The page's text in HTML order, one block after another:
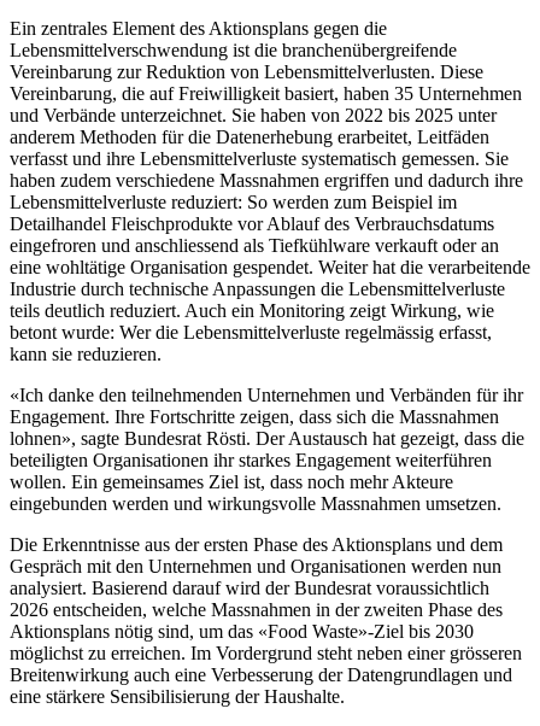
Ein zentrales Element des Aktionsplans gegen die
Lebensmittelverschwendung ist die branchenübergreifende
Vereinbarung zur Reduktion von Lebensmittelverlusten. Diese
Vereinbarung, die auf Freiwilligkeit basiert, haben 35 Unternehmen
und Verbände unterzeichnet. Sie haben von 2022 bis 2025 unter
anderem Methoden für die Datenerhebung erarbeitet, Leitfäden
verfasst und ihre Lebensmittelverluste systematisch gemessen. Sie
haben zudem verschiedene Massnahmen ergriffen und dadurch ihre
Lebensmittelverluste reduziert: So werden zum Beispiel im
Detailhandel Fleischprodukte vor Ablauf des Verbrauchsdatums
eingefroren und anschliessend als Tiefkühlware verkauft oder an
eine wohltätige Organisation gespendet. Weiter hat die verarbeitende
Industrie durch technische Anpassungen die Lebensmittelverluste
teils deutlich reduziert. Auch ein Monitoring zeigt Wirkung, wie
betont wurde: Wer die Lebensmittelverluste regelmässig erfasst,
kann sie reduzieren.
«Ich danke den teilnehmenden Unternehmen und Verbänden für ihr
Engagement. Ihre Fortschritte zeigen, dass sich die Massnahmen
lohnen», sagte Bundesrat Rösti. Der Austausch hat gezeigt, dass die
beteiligten Organisationen ihr starkes Engagement weiterführen
wollen. Ein gemeinsames Ziel ist, dass noch mehr Akteure
eingebunden werden und wirkungsvolle Massnahmen umsetzen.
Die Erkenntnisse aus der ersten Phase des Aktionsplans und dem
Gespräch mit den Unternehmen und Organisationen werden nun
analysiert. Basierend darauf wird der Bundesrat voraussichtlich
2026 entscheiden, welche Massnahmen in der zweiten Phase des
Aktionsplans nötig sind, um das «Food Waste»-Ziel bis 2030
möglichst zu erreichen. Im Vordergrund steht neben einer grösseren
Breitenwirkung auch eine Verbesserung der Datengrundlagen und
eine stärkere Sensibilisierung der Haushalte.